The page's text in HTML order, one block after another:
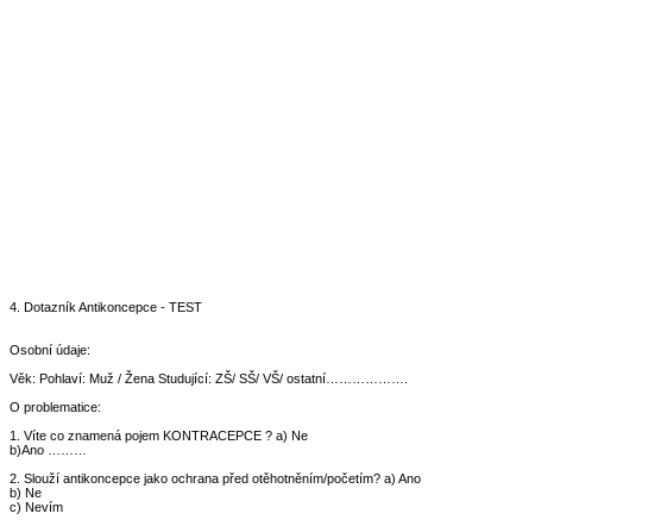
4. Dotazník Antikoncepce - TEST
Osobní údaje:
Věk: Pohlaví: Muž / Žena Studující: ZŠ/ SŠ/ VŠ/ ostatní……………….
O problematice:
1. Víte co znamená pojem KONTRACEPCE ? a) Ne
b)Ano ………
2. Slouží antikoncepce jako ochrana před otěhotněním/početím? a) Ano
b) Ne
c) Nevím